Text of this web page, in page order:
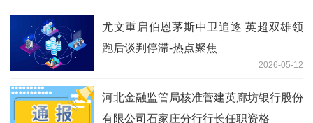
尤文重启伯恩茅斯中卫追逐 英超双雄领
跑后谈判停滞-热点聚焦
2026-05-12
河北金融监管局核准菅建英廊坊银行股份
有限公司石家庄分行行长任职资格